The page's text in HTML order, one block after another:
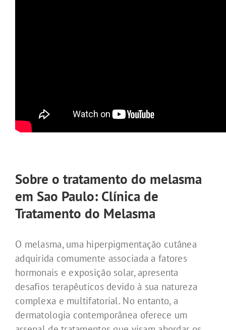
Sobre o tratamento do melasma
em Sao Paulo: Clínica de
Tratamento do Melasma
O melasma, uma hiperpigmentação cutânea
adquirida comumente associada a fatores
hormonais e exposição solar, apresenta
desafios terapêuticos devido à sua natureza
complexa e multifatorial. No entanto, a
dermatologia contemporânea oferece um